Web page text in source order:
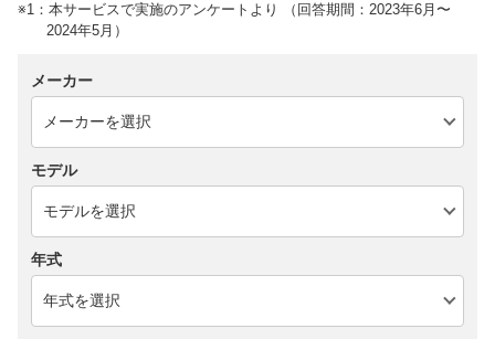
※1：本サービスで実施のアンケートより （回答期間：2023年6月〜
2024年5月）
メーカー
モデル
年式